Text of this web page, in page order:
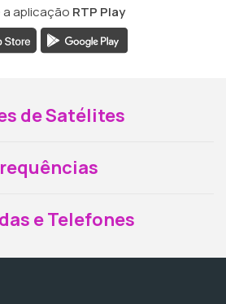
a aplicação RTP Play
de Satélites
e Telefones